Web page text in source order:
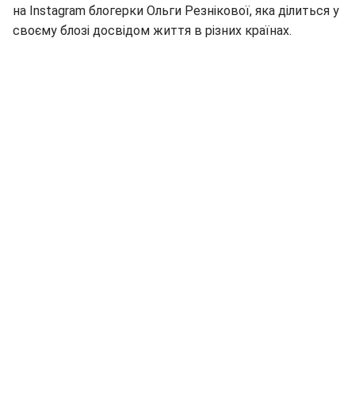
на Instagram блогерки Ольги Резнікової, яка ділиться у
своєму блозі досвідом життя в різних країнах.